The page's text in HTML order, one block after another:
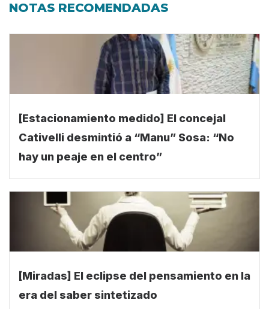
NOTAS RECOMENDADAS
[Estacionamiento medido] El concejal
Cativelli desmintió a “Manu” Sosa: “No
hay un peaje en el centro”
[Miradas] El eclipse del pensamiento en la
era del saber sintetizado